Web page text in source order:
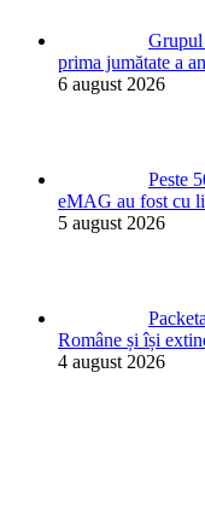
Grupul
prima jumătate a
6 august 2026
Peste
eMAG au fost cu
5 august 2026
Române și își
4 august 2026